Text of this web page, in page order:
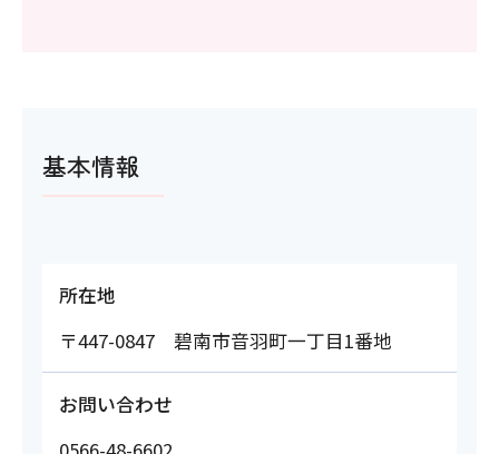
基本情報
所在地
〒447-0847 碧南市音羽町一丁目1番地
お問い合わせ